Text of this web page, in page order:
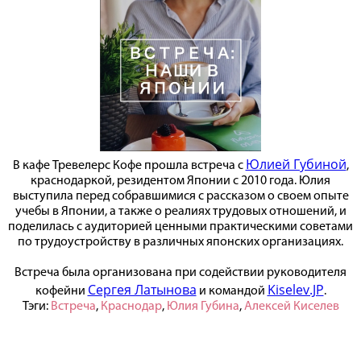
В кафе Тревелерс Кофе прошла встреча с Юлией Губиной,
краснодаркой, резидентом Японии с 2010 года. Юлия
выступила перед собравшимися с рассказом о своем опыте
учебы в Японии, а также о реалиях трудовых отношений, и
поделилась с аудиторией ценными практическими советами
по трудоустройству в различных японских организациях.
Встреча была организована при содействии руководителя
кофейни Сергея Латынова и командой Kiselev.JP.
Тэги: Встреча, Краснодар, Юлия Губина,Алексей Киселев